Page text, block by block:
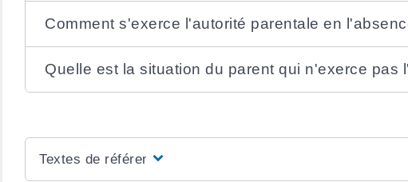
Comment s'exerce l'autorité parentale en
Quelle est la situation du parent qui n'exerce pas
Textes de référence